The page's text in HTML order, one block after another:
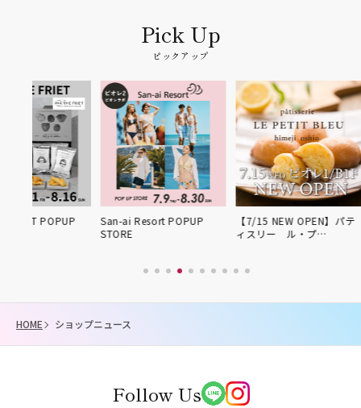
ピックアップ
San-ai Resort POPUP
【7/15 NEW OPEN】パテ
ィスリー ル・プ…
期間限
HOME ショップニュース
Follow Us